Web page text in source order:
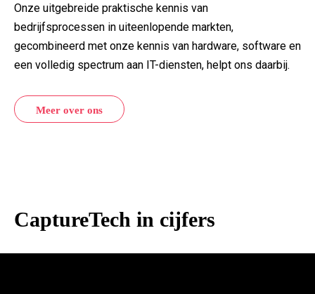
Onze uitgebreide praktische kennis van
bedrijfsprocessen in uiteenlopende markten,
gecombineerd met onze kennis van hardware, software en
een volledig spectrum aan IT-diensten, helpt ons daarbij.
Meer over ons
CaptureTech in cijfers